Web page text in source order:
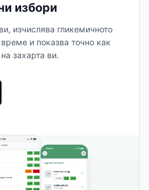
избори
изчислява гликемичното
и показва точно как
захарта ви.